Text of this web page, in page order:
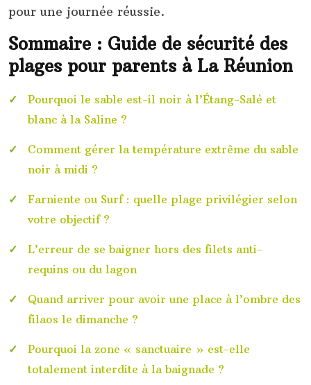
pour une journée réussie.
Sommaire : Guide de sécurité des
plages pour parents à La Réunion
Pourquoi le sable est-il noir à l’Étang-Salé et
blanc à la Saline ?
Comment gérer la température extrême du sable
noir à midi ?
Farniente ou Surf : quelle plage privilégier selon
votre objectif ?
L’erreur de se baigner hors des filets anti-
requins ou du lagon
Quand arriver pour avoir une place à l’ombre des
filaos le dimanche ?
Pourquoi la zone « sanctuaire » est-elle
totalement interdite à la baignade ?